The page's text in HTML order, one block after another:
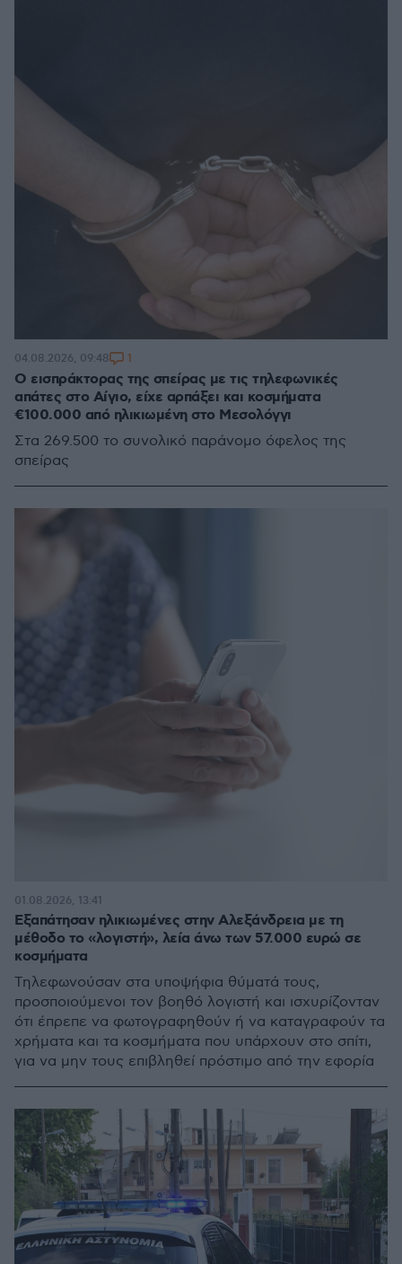
Ο εισπράκτορας της σπείρας με τις τηλεφωνικές
απάτες στο Αίγιο, είχε αρπάξει και κοσμήματα
€100.000 από ηλικιωμένη στο Μεσολόγγι
Στα 269.500 το συνολικό παράνομο όφελος της
σπείρας
04.08.2026, 09:48 1
Εξαπάτησαν ηλικιωμένες στην Αλεξάνδρεια με τη
μέθοδο το «λογιστή», λεία άνω των 57.000 ευρώ σε
κοσμήματα
Τηλεφωνούσαν στα υποψήφια θύματά τους,
προσποιούμενοι τον βοηθό λογιστή και ισχυρίζονταν
ότι έπρεπε να φωτογραφηθούν ή να καταγραφούν τα
χρήματα και τα κοσμήματα που υπάρχουν στο σπίτι,
για να μην τους επιβληθεί πρόστιμο από την εφορία
01.08.2026, 13:41